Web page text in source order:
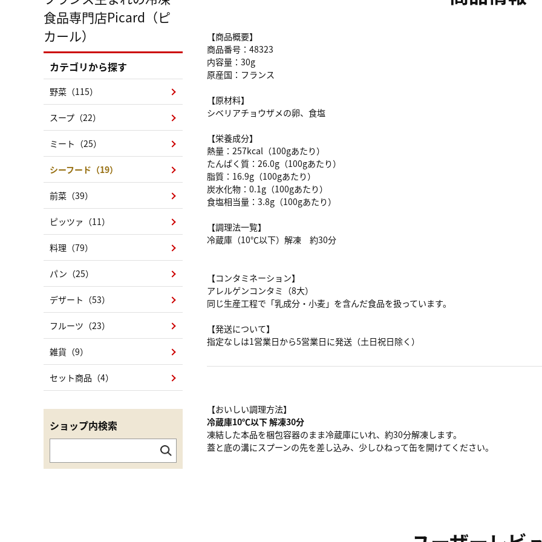
【商品概要】
商品番号：48323
内容量：30g
原産国：フランス
【原材料】
シベリアチョウザメの卵、食塩
【栄養成分】
熱量：257kcal（100gあたり）
たんぱく質：26.0g（100gあたり）
脂質：16.9g（100gあたり）
炭水化物：0.1g（100gあたり）
食塩相当量：3.8g（100gあたり）
【調理法一覧】
冷蔵庫（10℃以下）解凍 約30分
【コンタミネーション】
アレルゲンコンタミ（8大）
同じ生産工程で「乳成分・小麦」を含んだ食品を扱っています。
【発送について】
指定なしは1営業日から5営業日に発送（土日祝日除く）
【おいしい調理方法】
冷蔵庫10℃以下 解凍30分
凍結した本品を梱包容器のまま冷蔵庫にいれ、約30分解凍します。
蓋と底の溝にスプーンの先を差し込み、少しひねって缶を開けてください。
食品専門店Picard（ピ
カール）
カテゴリから探す
野菜（115）
スープ（22）
ミート（25）
シーフード（19）
前菜（39）
ピッツァ（11）
料理（79）
パン（25）
デザート（53）
フルーツ（23）
雑貨（9）
セット商品（4）
ショップ内検索